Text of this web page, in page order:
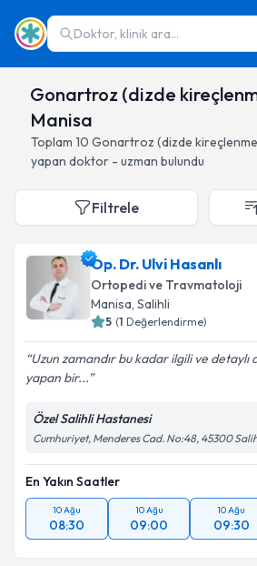
Doktor, klinik ara...
Gonartroz (dizde
Manisa
Toplam 10 Gonartroz (dizde kireçlenme,
yapan doktor - uzman bulundu
Filtrele
Op. Dr. Ulvi Hasanlı
Ortopedi ve Travmatoloji
Manisa, Salihli
5 (1 Değerlendirme)
Uzun zamandır bu kadar ilgili ve detaylı
yapan bir...
Özel Salihli Hastanesi
Cumhuriyet, Menderes Cad. No:48, 45300
En Yakın Saatler
10 Ağu
08:30
10 Ağu
09:00
10 Ağu
09:30